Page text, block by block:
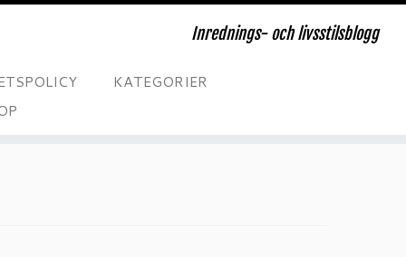
Inrednings- och livsstilsblogg
KATEGORIER